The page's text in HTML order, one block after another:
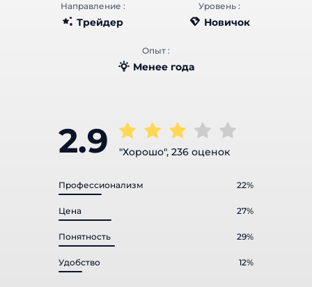
Направление :
Трейдер
Уровень :
Новичок
Опыт :
Менее года
2.9 "Хорошо", 236 оценок
Профессионализм 22%
Цена 27%
Понятность 29%
Удобство 12%